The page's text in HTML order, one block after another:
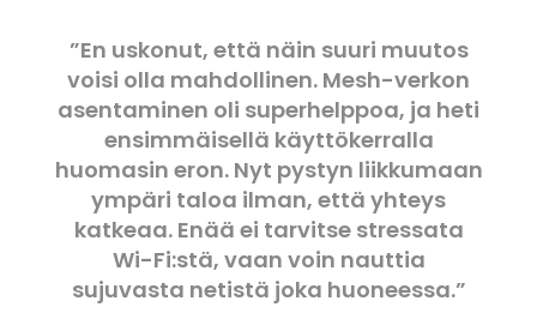
”En uskonut, että näin suuri muutos
voisi olla mahdollinen. Mesh-verkon
asentaminen oli superhelppoa, ja heti
ensimmäisellä käyttökerralla
huomasin eron. Nyt pystyn liikkumaan
ympäri taloa ilman, että yhteys
katkeaa. Enää ei tarvitse stressata
Wi-Fi:stä, vaan voin nauttia
sujuvasta netistä joka huoneessa.”